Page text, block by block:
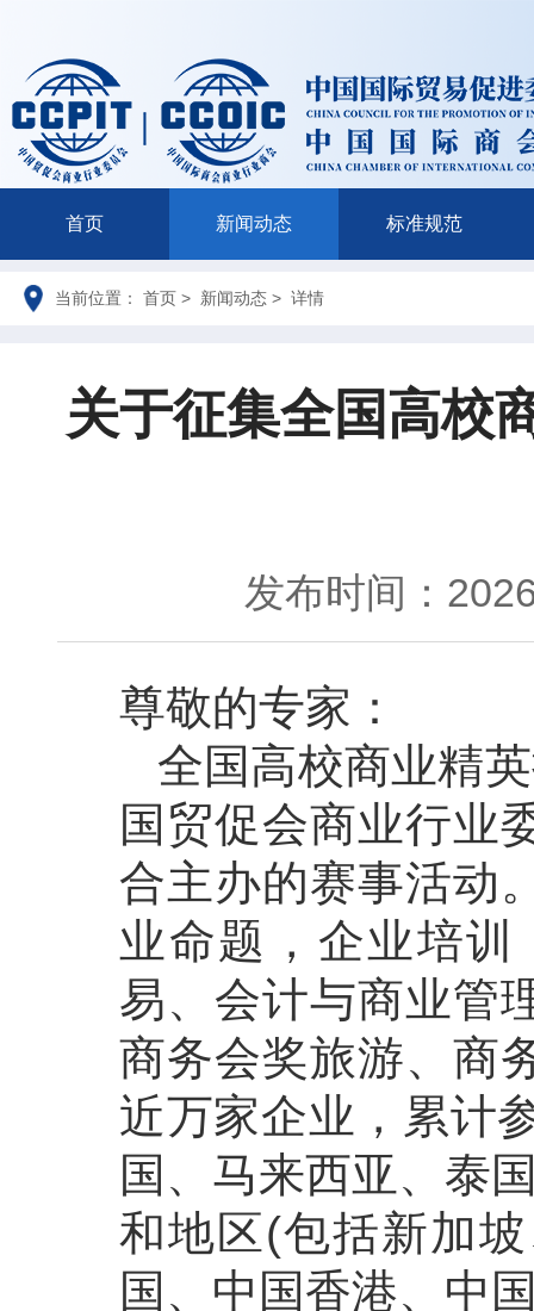
首页 新闻动态 标准规范
当前位置： 首页 > 新闻动态 > 详情
关于征集全国高校
发布时间：
尊敬的专家：
全国高校商业精
国贸促会商业行业
合主办的赛事活动
业命题，企业培
易、会计与商业管
商务会奖旅游、商
近万家企业，累计
国、马来西亚、泰
和地区(包括新加
国、中国香港、中